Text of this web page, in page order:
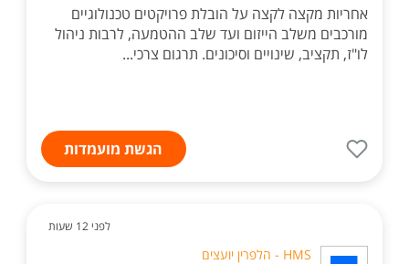
אחריות מקצה לקצה על הובלת פרויקטים טכנולוגיים
מורכבים משלב הייזום ועד שלב ההטמעה, לרבות ניהול
לו"ז, תקציב, שינויים וסיכונים. תרגום צרכי...
הגשת מועמדות
לפני 12 שעות
HMS - הלפרין יועצים